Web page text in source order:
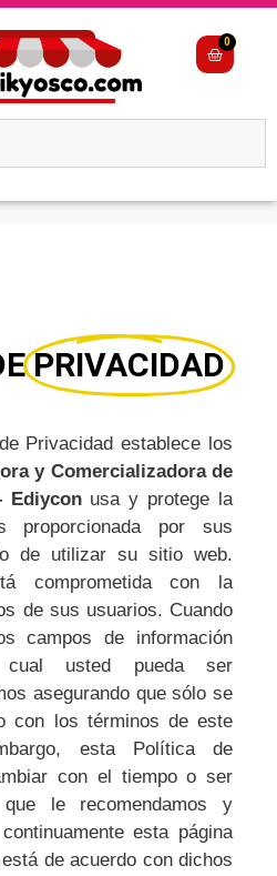
0
PRIVACIDAD
Privacidad establece los
y Comercializadora de
Ediyconusa y protege la
proporcionada por sus
de utilizar su sitio web.
comprometida con la
de sus usuarios. Cuando
campos de información
usted pueda ser
asegurando que sólo se
con los términos de este
esta Política de
con el tiempo o ser
le recomendamos y
esta página
de acuerdo con dichos